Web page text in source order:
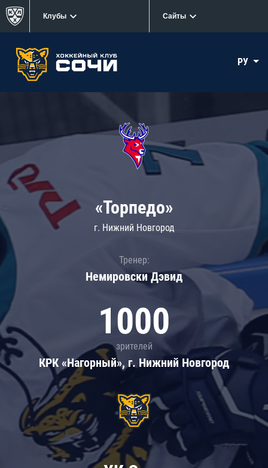
Клубы Сайты
РУ
«Торпедо»
г. Нижний Новгород
Тренер:
Немировски Дэвид
1000
зрителей
КРК «Нагорный», г. Нижний Новгород